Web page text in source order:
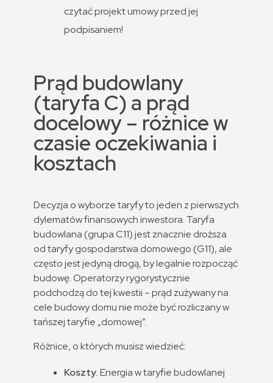
czytać projekt umowy przed jej
podpisaniem!
Prąd budowlany
(taryfa C) a prąd
docelowy – różnice w
czasie oczekiwania i
kosztach
Decyzja o wyborze taryfy to jeden z pierwszych
dylematów finansowych inwestora. Taryfa
budowlana (grupa C11) jest znacznie droższa
od taryfy gospodarstwa domowego (G11), ale
często jest jedyną drogą, by legalnie rozpocząć
budowę. Operatorzy rygorystycznie
podchodzą do tej kwestii – prąd zużywany na
cele budowy domu nie może być rozliczany w
tańszej taryfie „domowej”.
Różnice, o których musisz wiedzieć:
Koszty.Energia w taryfie budowlanej